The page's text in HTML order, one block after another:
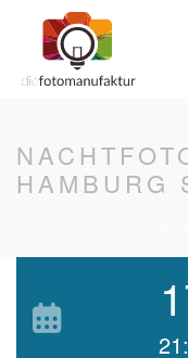
HAMBURG